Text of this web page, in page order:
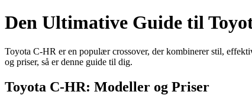
Den Ultimative Guide til
Toyota C-HR er en populær crossover, der kombinerer stil,
og priser, så er denne guide til dig.
Toyota C-HR: Modeller og Priser